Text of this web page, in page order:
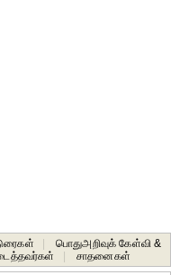
பொதுஅறிவுக் கேள்வி &
சாதனைகள்‎